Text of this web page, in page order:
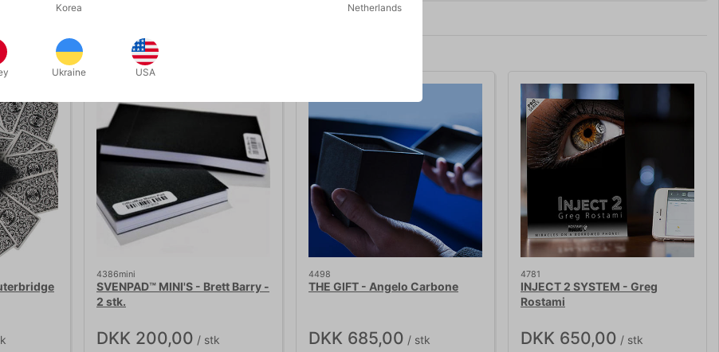
Relaterede produkter
4386mini
SVENPAD™ MINI'S - Brett Barry -
2 stk.
DKK 200,00 / stk
4498
THE GIFT - Angelo Carbone
DKK 685,00 / stk
4781
INJECT 2 SYSTEM - Greg
Rostami
DKK 650,00 / stk
Korea
Netherlands
Ukraine USA